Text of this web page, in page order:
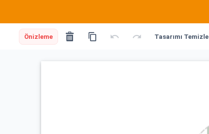
Önizleme Tasarımı Temizle